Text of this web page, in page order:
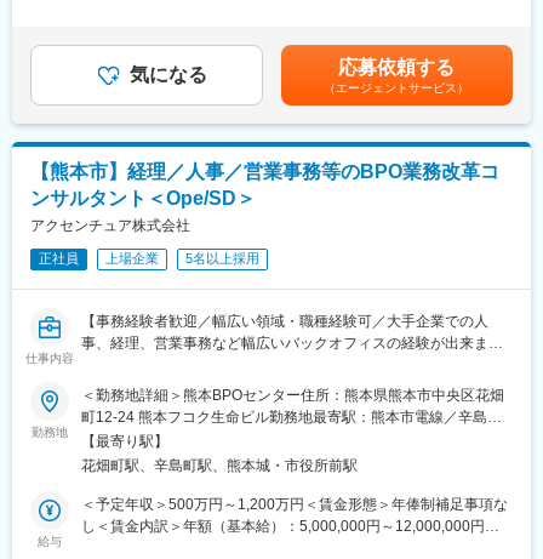
メントを行いながら、
業務をどのように効率化できそうか？どうすればプロセスを改善
できそうか？といった点を検討いただき、顧客にご提案頂くとい
を提案いただきます。
＜具体的なミッション＞
・業務プロセスに対するDX(デジタルトランスフォーメーション)
の推進
・業務改革・組織改革に伴うチェンジ・マネジメント
・オペレーションサービス（アウトソーシング）活用を含めた、
中長期のビジネス運営プランの策定
■プロジェクト例：
経理・財務領域：仕訳、買掛金・売掛金管理、決算関連事務、資
産管理、運用マニュアル作成・更新 等
整関係事務、人事情報管理、運用マニュアル作成・更新 等
カスタマーサポート領域：アカウントの作成サポート、Web広告
配信ツールの機能案内や広告運用に関する問い合わせ 等（メール
／チャット／電話対応を中心）
2015年から開始した組織風土改革により、有給取得率は84%、女
性比率も30.4%へ増加。制度面では「18時以降の会議原則禁止」
当、賞与は別途支給賃金はあくまでも目安の金額であり、選考を
通じて上下する可能性があります。月給(月額)は固定手当を含めた
表記です。
気になる 応募依頼する
（エージェントサービス）
【熊本市】経理／人事／営業事務等のBPO業務改革コ
ンサルタント＜Ope/SD＞
アクセンチュア株式会社
正社員 上場企業 5名以上採用
仕事内容
【事務経験者歓迎／幅広い領域・職種経験可／大手企業での人
事、経理、営業事務など幅広いバックオフィスの経験が出来ます
■BPOとは…
全国の大手企業の主にバックオフィスの業務をお預かりし、アク
センチュアで業務執行をすることです。基本は全国の大手企業で
数十名～数百名規模で業務を行っている経理や人事、営業事務な
どの一部業務をお預かりすることが多く、今回はその業務を実行
から業務改善提案まで行っていただく方を求めています。
勤務地
＜勤務地詳細＞熊本BPOセンター住所：熊本県熊本市中央区花畑
町12-24 熊本フコク生命ビル勤務地最寄駅：熊本市電線／辛島町
駅受動喫煙対策：屋内全面禁煙変更の範囲：会社の定める事業所
【最寄り駅】
花畑町駅、辛島町駅、熊本城・市役所前駅
給与
＜予定年収＞500万円～1,200万円＜賃金形態＞年俸制補足事項な
し＜賃金内訳＞年額（基本給）：5,000,000円～12,000,000円＜